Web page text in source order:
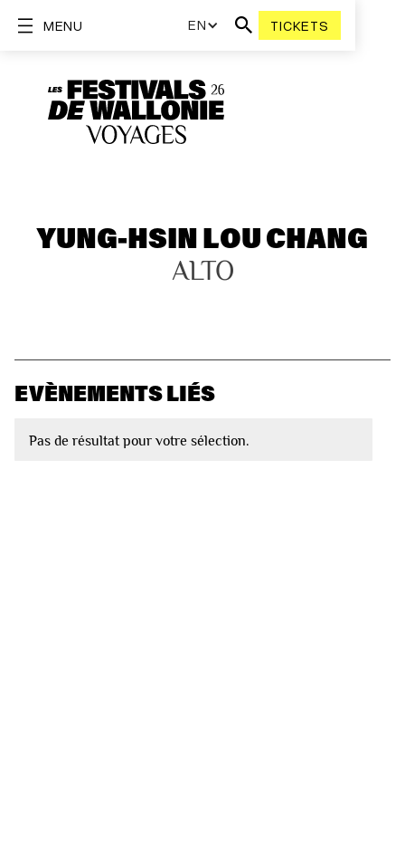
EN TICKETS
MENU
YUNG-HSIN LOU CHANG
ALTO
EVÈNEMENTS LIÉS
Pas de résultat pour votre sélection.